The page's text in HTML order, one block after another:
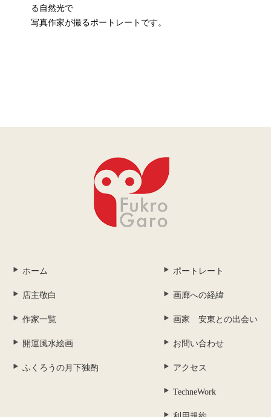
る自然光で
写真作家が撮るポートレートです。
ホーム
店主敬白
作家一覧
開運風水絵画
ふくろうの月下独酌
ポートレート
画廊への経緯
画家 安東との出会い
お問い合わせ
アクセス
TechneWork